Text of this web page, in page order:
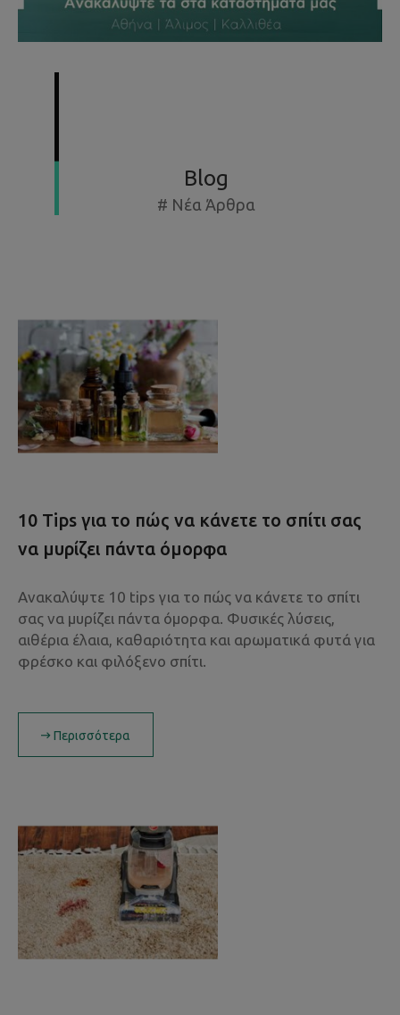
Blog
# Νέα Άρθρα
10 Tips για το πώς να κάνετε το σπίτι σας
να μυρίζει πάντα όμορφα
Ανακαλύψτε 10 tips για το πώς να κάνετε το σπίτι
σας να μυρίζει πάντα όμορφα. Φυσικές λύσεις,
αιθέρια έλαια, καθαριότητα και αρωματικά φυτά για
φρέσκο και φιλόξενο σπίτι.
Περισσότερα